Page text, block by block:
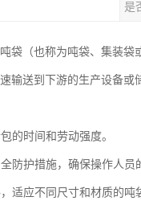
是
袋（也称为吨袋、集装
输送到下游的生产设备或
的时间和劳动强度。
护措施，确保操作人员
适应不同尺寸和材质的吨